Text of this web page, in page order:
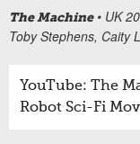
The Machine• UK
Toby Stephens, Caity
YouTube: The
Robot Sci-Fi